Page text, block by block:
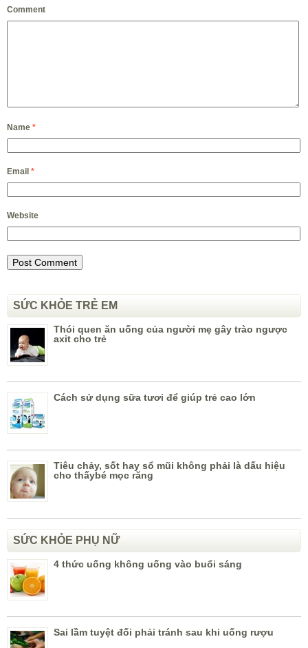
Comment
Name *
Email *
Website
SỨC KHỎE TRẺ EM
Thói quen ăn uống của người mẹ gây trào ngược
axit cho trẻ
Cách sử dụng sữa tươi để giúp trẻ cao lớn
Tiêu chảy, sốt hay sổ mũi không phải là dấu hiệu
cho thấybé mọc răng
SỨC KHỎE PHỤ NỮ
4 thức uống không uống vào buổi sáng
Sai lầm tuyệt đối phải tránh sau khi uống rượu